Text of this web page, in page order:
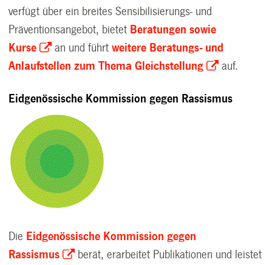
verfügt über ein breites Sensibilisierungs- und
Präventionsangebot, bietet Beratungen sowie
Kurse
an und führtweitere Beratungs- und
Anlaufstellen zum Thema Gleichstellung
auf.
Eidgenössische Kommission gegen Rassismus
Die Eidgenössische Kommission gegen
Rassismus
berät, erarbeitet Publikationen und leistet